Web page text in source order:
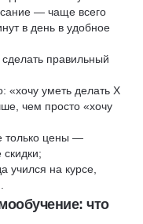
— чаще всего
в день в удобное
правильный
«хочу уметь делать X
чем просто «хочу
только цены —
учился на курсе,
что